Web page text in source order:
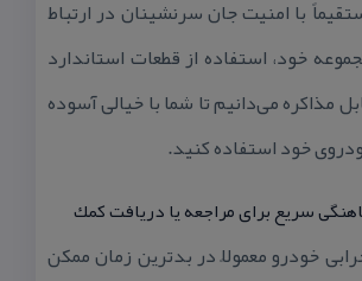
با امنیت جان سرنشینان در ارتباط
خود، استفاده از قطعات استاندارد
مذاكره می‌دانیم تا شما با خیالی آسوده
خود استفاده كنید.
سریع برای مراجعه یا دریافت كمك
خودرو معمولاً در بدترین زمان ممكن